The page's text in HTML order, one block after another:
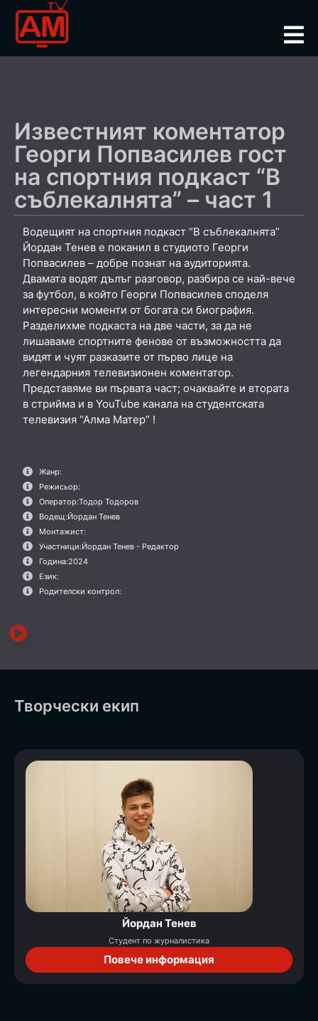
Известният коментатор
Георги Попвасилев гост
на спортния подкаст “В
съблекалнята” – част 1
Водещият на спортния подкаст “В съблекалнята”
Йордан Тенев е поканил в студиото Георги
Попвасилев – добре познат на аудиторията.
Двамата водят дълъг разговор, разбира се най-вече
за футбол, в който Георги Попвасилев споделя
интересни моменти от богата си биография.
Разделихме подкаста на две части, за да не
лишаваме спортните фенове от възможността да
видят и чуят разказите от първо лице на
легендарния телевизионен коментатор.
Представяме ви първата част; очаквайте и втората
в стрийма и в YouTube канала на студентската
телевизия “Алма Матер” !
Жанр:
Режисьор:
Оператор:Тодор Тодоров
Водещ:Йордан Тенев
Монтажист:
Участници:Йордан Тенев - Редактор
Година:2024
Език:
Родителски контрол:
Творчески екип
Йордан Тенев
Студент по журналистика
Повече информация